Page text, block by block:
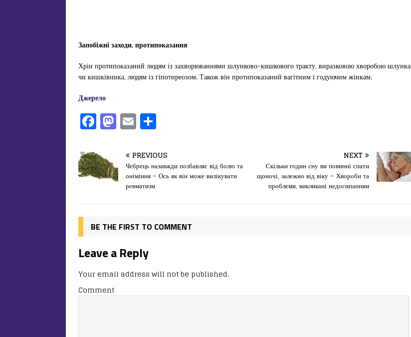
Запобіжні заходи, протипоказання
Хрін протипоказаний людям із захворюваннями шлунково-кишкового тракту, виразковою хворобою шлунка
чи кишківника, людям із гіпотиреозом. Також він протипоказаний вагітним і годуючим жінкам.
Джерело
F
a
c
e
b
o
k
M
a
st
o
d
n
E
m
ai
l
іл
и
т
я
PREVIOUS
Чебрець назавжди позбавляє від болю та
оніміння – Ось як він може вилікувати
ревматизм
NEXT
Скільки годин сну ви повинні спати
щоночі, залежно від віку – Хвороби та
проблеми, викликані недосипанням
BE THE FIRST TO COMMENT
Leave a Reply
Your email address will not be published.
Comment